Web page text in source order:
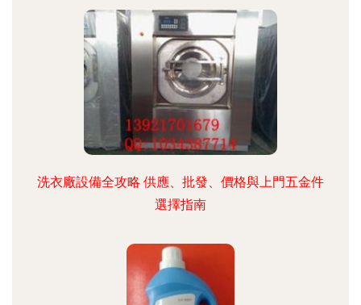
洗衣廠設備全攻略 供應、批發、價格與上門五金件
選擇指南